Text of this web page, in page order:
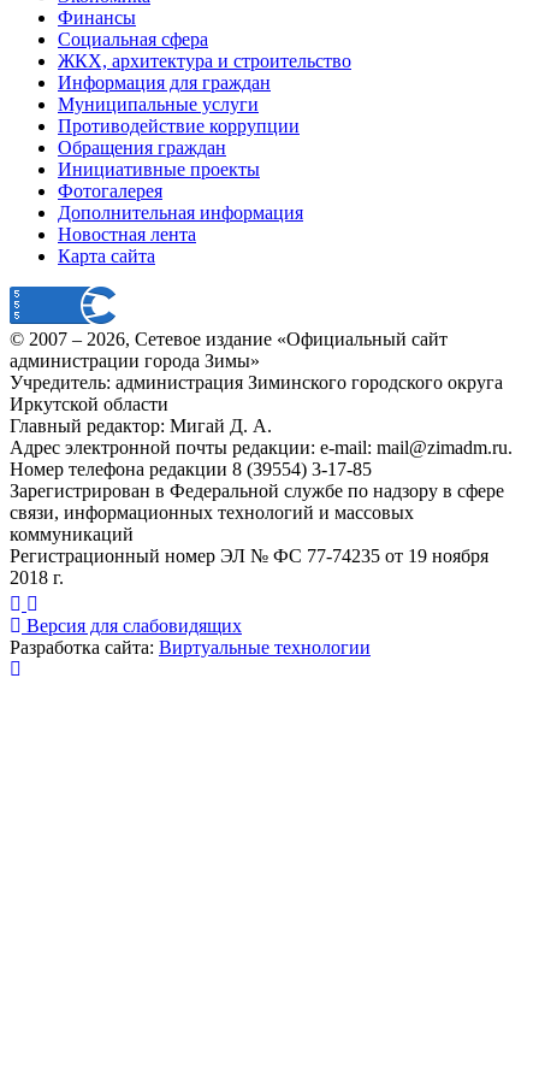
Финансы
Социальная сфера
ЖКХ, архитектура и строительство
Информация для граждан
Муниципальные услуги
Противодействие коррупции
Обращения граждан
Инициативные проекты
Фотогалерея
Дополнительная информация
Новостная лента
Карта сайта
© 2007 – 2026, Сетевое издание «Официальный сайт
администрации города Зимы»
Учредитель: администрация Зиминского городского округа
Иркутской области
Главный редактор: Мигай Д. А.
Адрес электронной почты редакции: e-mail: mail@zimadm.ru.
Номер телефона редакции 8 (39554) 3-17-85
Зарегистрирован в Федеральной службе по надзору в сфере
связи, информационных технологий и массовых
коммуникаций
Регистрационный номер ЭЛ № ФС 77-74235 от 19 ноября
2018 г.
Версия для слабовидящих
Разработка сайта: Виртуальные технологии